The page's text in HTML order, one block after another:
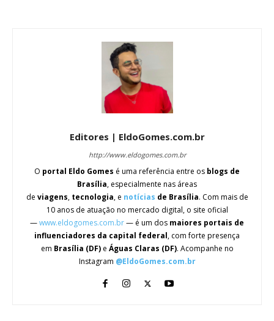
Editores | EldoGomes.com.br
http://www.eldogomes.com.br
O portal Eldo Gomes é uma referência entre os blogs de
Brasília, especialmente nas áreas
de viagens, tecnologia, e notícias de Brasília. Com mais de
10 anos de atuação no mercado digital, o site oficial
—www.eldogomes.com.br— é um dos maiores portais de
influenciadores da capital federal, com forte presença
em Brasília (DF)e Águas Claras (DF). Acompanhe no
Instagram @EldoGomes.com.br